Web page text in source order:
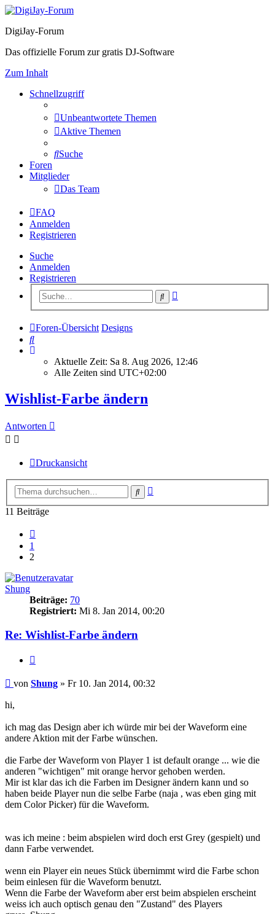
DigiJay-Forum
Das offizielle Forum zur gratis DJ-Software
Zum Inhalt
Schnellzugriff
Unbeantwortete Themen
Aktive Themen
Suche
Foren
Mitglieder
Das Team
FAQ
Anmelden
Registrieren
Suche
Anmelden
Registrieren
Suche
Foren-Übersicht Designs
Suche
Aktuelle Zeit: Sa 8. Aug 2026, 12:46
Alle Zeiten sind UTC+02:00
Wishlist-Farbe ändern
Antworten
Druckansicht
Suche
11 Beiträge
1
2
Shung
Beiträge: 70
Registriert: Mi 8. Jan 2014, 00:20
Re: Wishlist-Farbe ändern
Beitrag
von Shung » Fr 10. Jan 2014, 00:32
hi,
ich mag das Design aber ich würde mir bei der Waveform eine
andere Aktion mit der Farbe wünschen.
die Farbe der Waveform von Player 1 ist default orange ... wie die
anderen "wichtigen" mit orange hervor gehoben werden.
Mir ist klar das ich die Farben im Designer ändern kann und so
haben beide Player nun die selbe Farbe (naja , was eben ging mit
dem Color Picker) für die Waveform.
was ich meine : beim abspielen wird doch erst Grey (gespielt) und
dann Farbe verwendet.
wenn ein Player ein neues Stück übernimmt wird die Farbe schon
beim einlesen für die Waveform benutzt.
Wenn die Farbe der Waveform aber erst beim abspielen erscheint
weiss ich auch optisch genau den "Zustand" des Players